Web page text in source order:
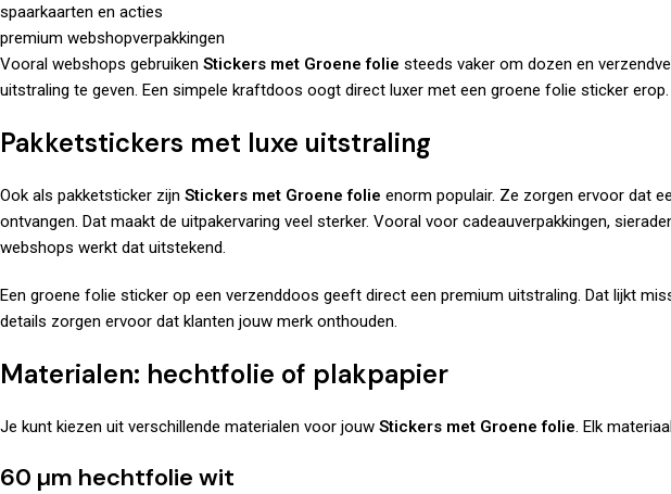
spaarkaarten en acties
premium webshopverpakkingen
Vooral webshops gebruiken Stickers met Groene folie steeds vaker om dozen en
uitstraling te geven. Een simpele kraftdoos oogt direct luxer met een groene folie sticker erop.
Pakketstickers met luxe uitstraling
Ook als pakketsticker zijn Stickers met Groene folie enorm populair. Ze zorgen ervoor dat
ontvangen. Dat maakt de uitpakervaring veel sterker. Vooral voor cadeauverpakkingen,
webshops werkt dat uitstekend.
Een groene folie sticker op een verzenddoos geeft direct een premium uitstraling. Dat lijkt
details zorgen ervoor dat klanten jouw merk onthouden.
Materialen: hechtfolie of plakpapier
Je kunt kiezen uit verschillende materialen voor jouw Stickers met Groene folie . Elk
60 µm hechtfolie wit